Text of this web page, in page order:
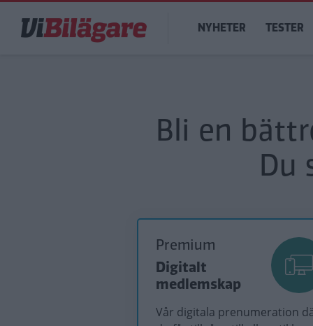
huvudinnehåll
Main
navigation
NYHETER TESTER
Bli en
Du
Premium
Digitalt
medlemskap
Vår digitala prenumeration